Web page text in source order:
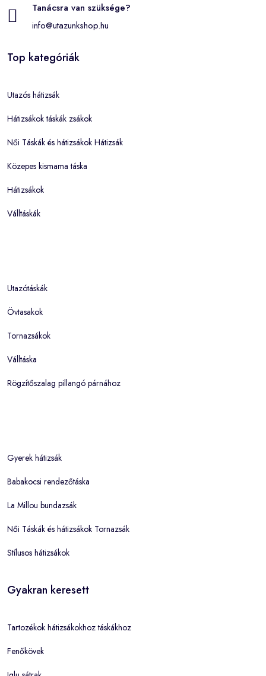
Tanácsra van szüksége?
info@utazunkshop.hu
Top kategóriák
Utazós hátizsák
Hátizsákok táskák zsákok
Női Táskák és hátizsákok Hátizsák
Közepes kismama táska
Hátizsákok
Válltáskák
Utazótáskák
Övtasakok
Tornazsákok
Válltáska
Rögzítőszalag pillangó párnához
Gyerek hátizsák
Babakocsi rendezőtáska
La Millou bundazsák
Női Táskák és hátizsákok Tornazsák
Stílusos hátizsákok
Gyakran keresett
Tartozékok hátizsákokhoz táskákhoz
Fenőkövek